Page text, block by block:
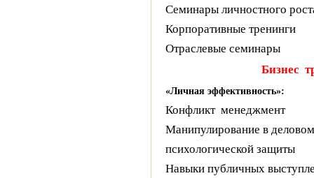
Семинары личностного
Корпоративные тренинги
Отраслевые семинары
Бизнес
«Личная эффективность»:
Конфликт менеджмент
Манипулирование в
психологической защиты
Навыки публичных